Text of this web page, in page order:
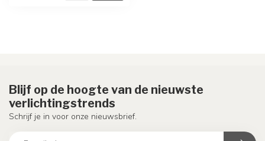
Blijf op de hoogte van de nieuwste
verlichtingstrends
Schrijf je in voor onze nieuwsbrief.